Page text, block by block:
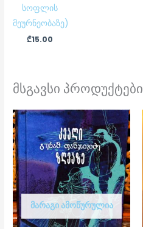
სოფლის
მეურნეობაზე)
₾15.00
მსგავსი პროდუქტები
ᲛᲐᲠᲐᲒᲘ ᲐᲛᲝᲬᲣᲠᲣᲚᲘᲐ